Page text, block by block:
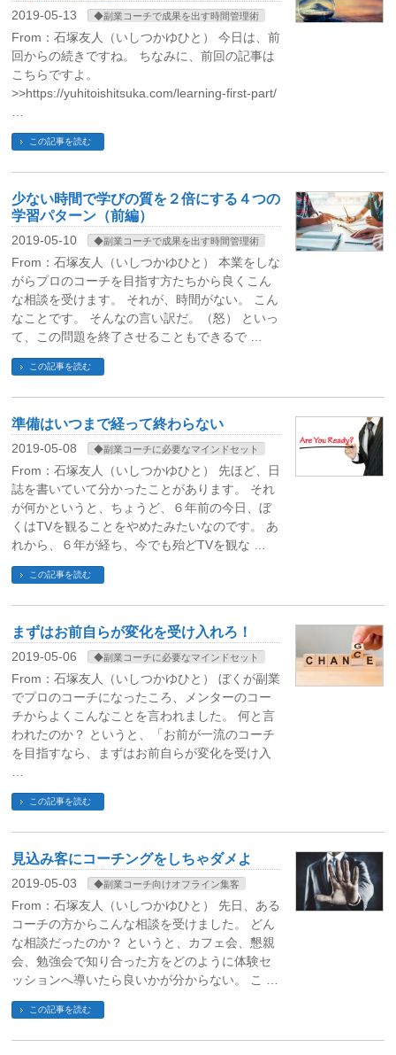
2019-05-13 ◆副業コーチで成果を出す時間管理術
From：石塚友人（いしつかゆひと） 今日は、前
回からの続きですね。 ちなみに、前回の記事は
こちらですよ。
>>https://yuhitoishitsuka.com/learning-first-part/
この記事を読む
少ない時間で学びの質を２倍にする４つの
学習パターン（前編）
2019-05-10 ◆副業コーチで成果を出す時間管理術
From：石塚友人（いしつかゆひと） 本業をしな
がらプロのコーチを目指す方たちから良くこん
な相談を受けます。 それが、時間がない。 こん
なことです。 そんなの言い訳だ。（怒） といっ
て、この問題を終了させることもできるで …
この記事を読む
準備はいつまで経って終わらない
2019-05-08 ◆副業コーチに必要なマインドセット
From：石塚友人（いしつかゆひと） 先ほど、日
誌を書いていて分かったことがあります。 それ
が何かというと、ちょうど、６年前の今日、ぼ
くはTVを観ることをやめたみたいなのです。 あ
れから、６年が経ち、今でも殆どTVを観な …
この記事を読む
まずはお前自らが変化を受け入れろ！
2019-05-06 ◆副業コーチに必要なマインドセット
From：石塚友人（いしつかゆひと） ぼくが副業
でプロのコーチになったころ、メンターのコー
チからよくこんなことを言われました。 何と言
われたのか？ というと、「お前が一流のコーチ
を目指すなら、まずはお前自らが変化を受け入
この記事を読む
見込み客にコーチングをしちゃダメよ
2019-05-03 ◆副業コーチ向けオフライン集客
From：石塚友人（いしつかゆひと） 先日、ある
コーチの方からこんな相談を受けました。 どん
な相談だったのか？ というと、カフェ会、懇親
会、勉強会で知り合った方をどのように体験セ
ッションへ導いたら良いかが分からない。 こ …
この記事を読む